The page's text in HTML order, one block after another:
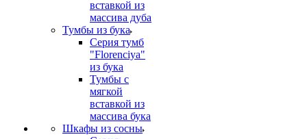
вставкой из
массива дуба
Тумбы из бука
Серия тумб
"Florenciya"
из бука
Тумбы с
мягкой
вставкой из
массива бука
Шкафы из сосны